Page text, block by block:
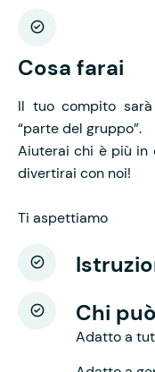
Cosa farai
Il tuo compito sarà
“parte del gruppo”.
Aiuterai chi è più in
divertirai con noi!
Ti aspettiamo
Chi
Adatto a